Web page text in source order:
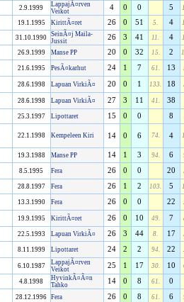
2.9.1999
LappajÃ¤rven
Veikot
4 0 0 5
19.1.1995 KirittÃ¤ret 26 0 51 5. 4
31.10.1990 SeinÃ¤j Maila-
Jussit
26 3 41 11. 4
26.9.1999 Manse PP 20 0 32 15. 2
21.6.1995 PesÃ¤karhut 24 1 7 61. 13
28.6.1998 Lapuan VirkiÃ¤ 20 0 1 133. 18
28.6.1998 Lapuan VirkiÃ¤ 27 3 11 41. 38
25.3.1997 Lipottaret 15 0 0 8
22.1.1998 Kempeleen Kiri 14 0 6 74. 4
19.3.1988 Manse PP 14 1 3 94. 6
8.5.1995 Fera 26 0 0 20
28.8.1997 Fera 26 1 2 103. 5
13.3.1990 Fera 26 0 0 22
19.9.1995 KirittÃ¤ret 26 0 10 49. 7
22.5.1993 Lapuan VirkiÃ¤ 26 3 44 8. 17
8.11.1999 Lipottaret 24 2 2 94. 22
6.10.1987
LappajÃ¤rven
Veikot
25 1 17 30. 10
4.8.1998
HyvinkÃ¤Ã¤n
Tahko
14 0 8 61. 0
28.12.1996 Fera 26 0 8 61. 6